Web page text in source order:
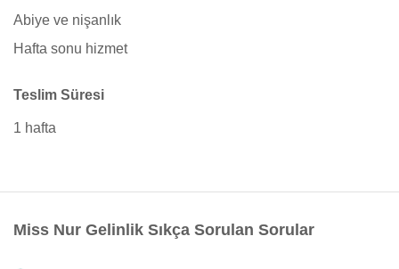
Abiye ve nişanlık
Hafta sonu hizmet
Teslim Süresi
1 hafta
Miss Nur Gelinlik Sıkça Sorulan Sorular